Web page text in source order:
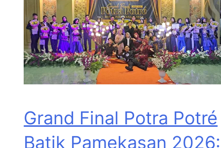
Grand Final Potra Potré
Batik Pamekasan 2026: